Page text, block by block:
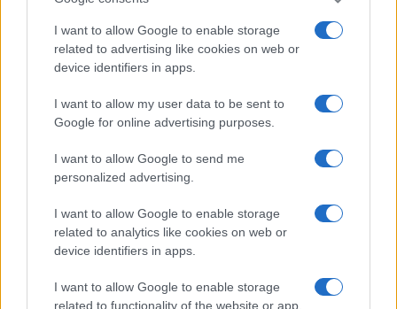
I want to allow Google to enable storage
related to advertising like cookies on web or
device identifiers in apps.
I want to allow my user data to be sent to
Google for online advertising purposes.
I want to allow Google to send me
personalized advertising.
I want to allow Google to enable storage
related to analytics like cookies on web or
device identifiers in apps.
I want to allow Google to enable storage
related to functionality of the website or app.
criptomonedas
Diego Martín · 9 Ago 2026
CRIPTOMONEDAS